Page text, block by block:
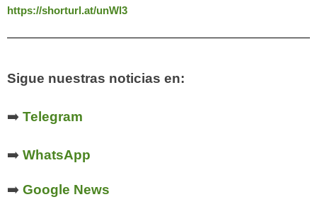
https://shorturl.at/unWl3
Sigue nuestras noticias en:
➡️ Telegram
➡️ WhatsApp
➡️ Google News